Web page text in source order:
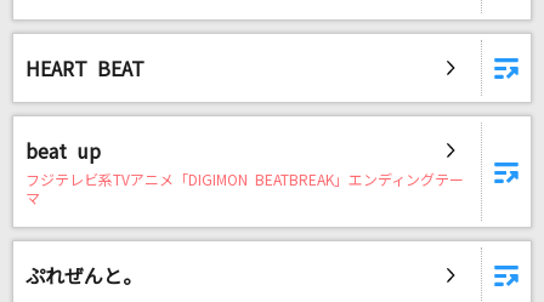
HEART BEAT
beat up
フジテレビ系TVアニメ「DIGIMON BEATBREAK」エンディングテー
マ
ぷれぜんと。